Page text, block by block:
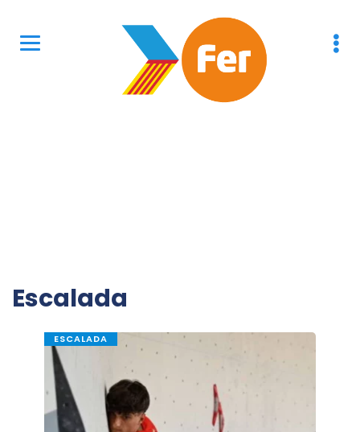
Escalada
ESCALADA